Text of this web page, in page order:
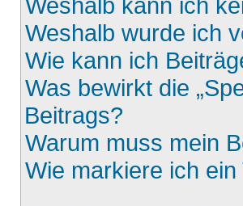
Weshalb wurde ich
Wie kann ich
Was bewirkt die
Beitrags?
Warum muss mein
Wie markiere ich